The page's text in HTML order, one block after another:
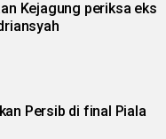
Kejagung periksa eks
Persib di final Piala